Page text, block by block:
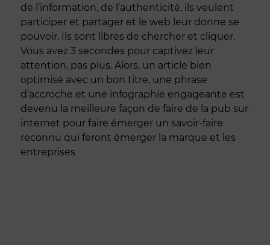
de l’information, de l’authenticité, ils veulent
participer et partager et le web leur donne se
pouvoir. Ils sont libres de chercher et cliquer.
Vous avez 3 secondes pour captivez leur
attention, pas plus. Alors, un article bien
optimisé avec un bon titre, une phrase
d’accroche et une infographie engageante est
devenu la meilleure façon de faire de la pub sur
internet pour faire émerger un savoir-faire
reconnu qui feront émerger la marque et les
entreprises